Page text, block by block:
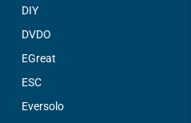
DIY
DVDO
EGreat
ESC
Eversolo